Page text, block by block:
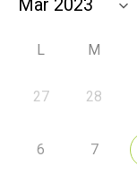
L M
27 28
6 7